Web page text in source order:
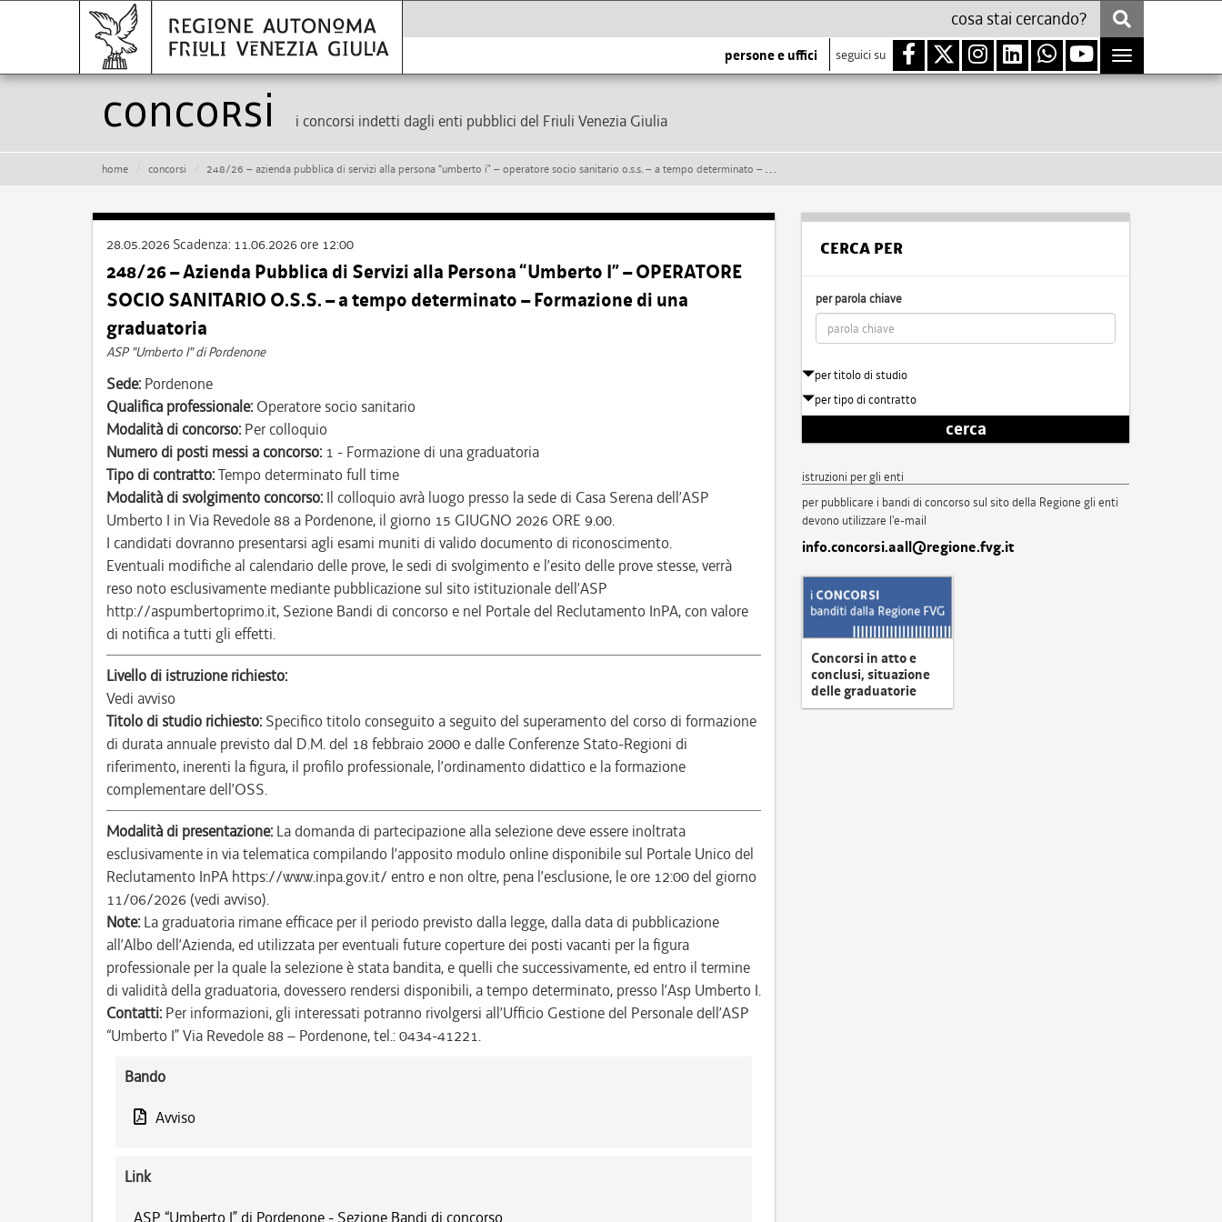
persone e uffici seguici su
Toggle
navigation
Concorsi i concorsi indetti dagli enti pubblici del Friuli Venezia Giulia
home concorsi 248/26 – azienda pubblica di servizi alla persona “umberto i” – operatore socio sanitario o.s.s. – a tempo determinato – formazione di una graduatoria
28.05.2026 Scadenza: 11.06.2026 ore 12:00
248/26 – Azienda Pubblica di Servizi alla Persona “Umberto I” – OPERATORE
SOCIO SANITARIO O.S.S. – a tempo determinato – Formazione di una
graduatoria
ASP "Umberto I" di Pordenone
Sede: Pordenone
Qualifica professionale: Operatore socio sanitario
Modalità di concorso: Per colloquio
Numero di posti messi a concorso: 1 - Formazione di una graduatoria
Tipo di contratto:Tempo determinato full time
Modalità di svolgimento concorso: Il colloquio avrà luogo presso la sede di Casa Serena dell’ASP
Umberto I in Via Revedole 88 a Pordenone, il giorno 15 GIUGNO 2026 ORE 9.00.
I candidati dovranno presentarsi agli esami muniti di valido documento di riconoscimento.
Eventuali modifiche al calendario delle prove, le sedi di svolgimento e l’esito delle prove stesse, verrà
reso noto esclusivamente mediante pubblicazione sul sito istituzionale dell’ASP
http://aspumbertoprimo.it, Sezione Bandi di concorso e nel Portale del Reclutamento InPA, con valore
di notifica a tutti gli effetti.
Livello di istruzione richiesto:
Vedi avviso
Titolo di studio richiesto: Specifico titolo conseguito a seguito del superamento del corso di formazione
di durata annuale previsto dal D.M. del 18 febbraio 2000 e dalle Conferenze Stato-Regioni di
riferimento, inerenti la figura, il profilo professionale, l’ordinamento didattico e la formazione
complementare dell’OSS.
Modalità di presentazione: La domanda di partecipazione alla selezione deve essere inoltrata
esclusivamente in via telematica compilando l’apposito modulo online disponibile sul Portale Unico del
Reclutamento InPA https://www.inpa.gov.it/ entro e non oltre, pena l’esclusione, le ore 12:00 del giorno
11/06/2026 (vedi avviso).
Note: La graduatoria rimane efficace per il periodo previsto dalla legge, dalla data di pubblicazione
all’Albo dell’Azienda, ed utilizzata per eventuali future coperture dei posti vacanti per la figura
professionale per la quale la selezione è stata bandita, e quelli che successivamente, ed entro il termine
di validità della graduatoria, dovessero rendersi disponibili, a tempo determinato, presso l’Asp Umberto I.
Contatti: Per informazioni, gli interessati potranno rivolgersi all’Ufficio Gestione del Personale dell’ASP
“Umberto I” Via Revedole 88 – Pordenone, tel.: 0434-41221.
Bando
Avviso
Link
ASP “Umberto I” di Pordenone - Sezione Bandi di concorso
CERCA PER
per parola chiave
per titolo di studio
per tipo di contratto
cerca
istruzioni per gli enti
per pubblicare i bandi di concorso sul sito della Regione gli enti
devono utilizzare l'e-mail
info.concorsi.aall@regione.fvg.it
Concorsi in atto e
conclusi, situazione
delle graduatorie